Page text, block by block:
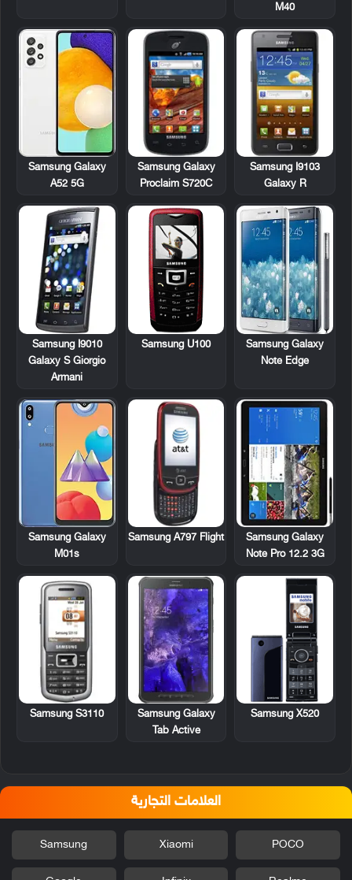
M40
Samsung I9103
Galaxy R
Samsung Galaxy
Proclaim S720C
Samsung Galaxy
A52 5G
Samsung Galaxy
Note Edge
Samsung U100
Samsung I9010
Galaxy S Giorgio
Armani
Samsung Galaxy
Note Pro 12.2 3G
Samsung A797 Flight
Samsung Galaxy
M01s
Samsung X520
Samsung Galaxy
Tab Active
Samsung S3110
العلامات التجارية
POCO
Xiaomi
Samsung